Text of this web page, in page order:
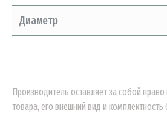
Диаметр
Производитель оставляет за собой право
товара, его внешний вид и комплектность